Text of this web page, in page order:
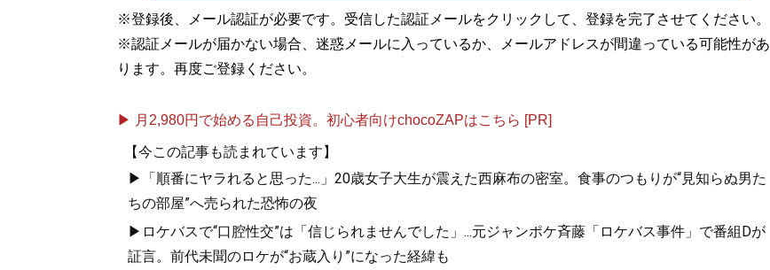
※登録後、メール認証が必要です。受信した認証メールをクリックして、登録を完了させてください。
※認証メールが届かない場合、迷惑メールに入っているか、メールアドレスが間違っている可能性があ
ります。再度ご登録ください。
▶ 月2,980円で始める自己投資。初心者向けchocoZAPはこちら [PR]
【今この記事も読まれています】
▶「順番にヤラれると思った...」20歳女子大生が震えた西麻布の密室。食事のつもりが“見知らぬ男た
ちの部屋”へ売られた恐怖の夜
▶ロケバスで“口腔性交”は「信じられませんでした」...元ジャンポケ斉藤「ロケバス事件」で番組Dが
証言。前代未聞のロケが“お蔵入り”になった経緯も